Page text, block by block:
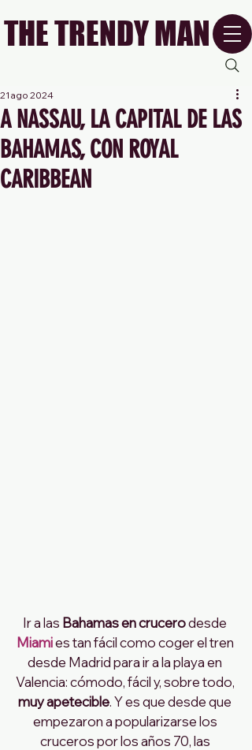
THE TRENDY MAN
A NASSAU, LA CAPITAL DE LAS
BAHAMAS, CON ROYAL
CARIBBEAN
21 ago 2024
Ir a las Bahamas en crucero desde
Miami es tan fácil como coger el tren
desde Madrid para ir a la playa en
Valencia: cómodo, fácil y, sobre todo,
muy apetecible. Y es que desde que
empezaron a popularizarse los
cruceros por los años 70, las